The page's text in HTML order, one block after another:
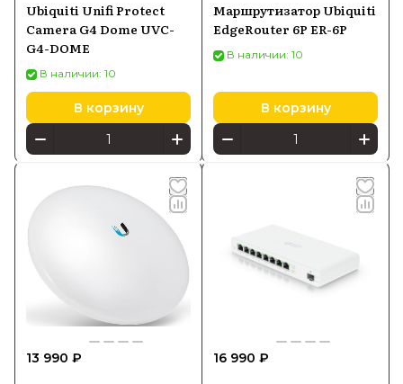
Ubiquiti Unifi Protect
Camera G4 Dome UVC-
G4-DOME
В наличии: 10
В корзину
Маршрутизатор Ubiquiti
EdgeRouter 6P ER-6P
В наличии: 10
В корзину
13 990 ₽ 16 990 ₽